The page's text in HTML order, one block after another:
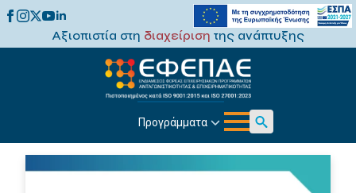
Αξιοπιστία στη διαχείριση της ανάπτυξης
Προγράμματα
Search
for: